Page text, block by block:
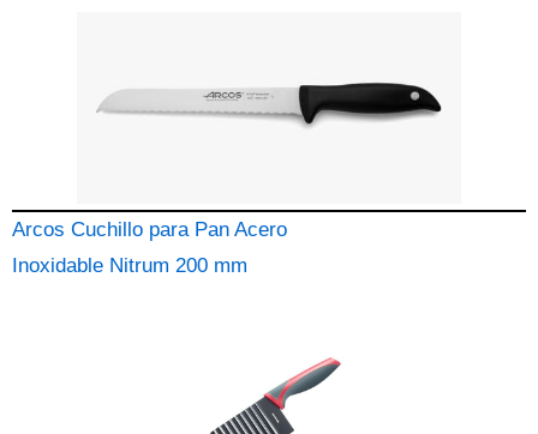
Arcos Cuchillo para Pan Acero
Inoxidable Nitrum 200 mm